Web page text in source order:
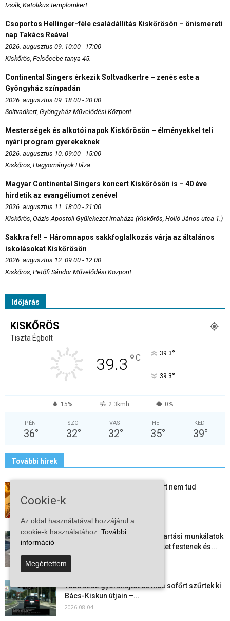
Izsák, Katolikus templomkert
Csoportos Hellinger-féle családállítás Kiskőrösön – önismereti
nap Takács Reával
2026. augusztus 09. 10:00 - 17:00
Kiskőrös, Felsőcebe tanya 45.
Continental Singers érkezik Soltvadkertre – zenés este a
Gyöngyház színpadán
2026. augusztus 09. 18:00 - 20:00
Soltvadkert, Gyöngyház Művelődési Központ
Mesterségek és alkotói napok Kiskőrösön – élményekkel teli
nyári program gyerekeknek
2026. augusztus 10. 09:00 - 15:00
Kiskőrös, Hagyományok Háza
Magyar Continental Singers koncert Kiskőrösön is – 40 éve
hirdetik az evangéliumot zenével
2026. augusztus 11. 18:00 - 21:00
Kiskőrös, Oázis Apostoli Gyülekezet imaháza (Kiskőrös, Holló János utca 1.)
Sakkra fel! – Háromnapos sakkfoglalkozás várja az általános
iskolásokat Kiskőrösön
2026. augusztus 12. 09:00 - 12:00
Kiskőrös, Petőfi Sándor Művelődési Központ
Időjárás
KISKŐRÖS
Tiszta Égbolt
39.3 °C 39.3°
39.3°
15% 2.3kmh 0%
PÉN
36°
SZO
32°
VAS
32°
HÉT
35°
KED
39°
További hírek
Mi történik Európa felett? Ezért nem tud
szabadulni a kontinens a...
Folyamatosak a nyári karbantartási munkálatok
Kiskőrösön – útburkolati jeleket festenek és...
2026-08-05
Több száz gyorshajtót és ittas sofőrt szűrtek ki
Bács-Kiskun útjain –...
2026-08-04
Cookie-k
Az oldal használatával hozzájárul a
cookie-k használatához. További
információ
Megértettem